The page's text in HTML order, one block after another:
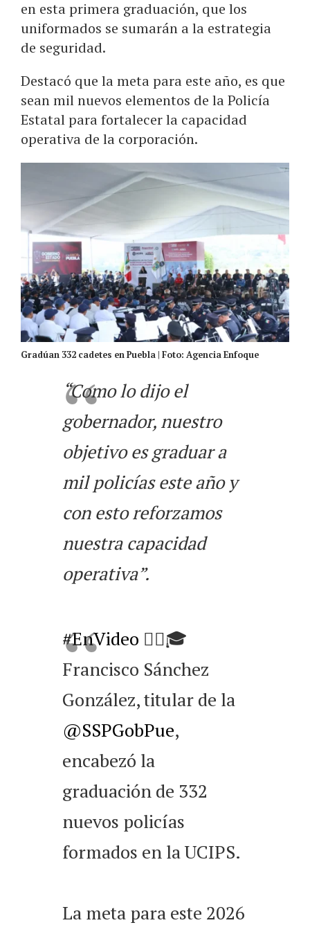
en esta primera graduación, que los
uniformados se sumarán a la estrategia
de seguridad.
Destacó que la meta para este año, es que
sean mil nuevos elementos de la Policía
Estatal para fortalecer la capacidad
operativa de la corporación.
Gradúan 332 cadetes en Puebla | Foto: Agencia Enfoque
“Como lo dijo el
gobernador, nuestro
objetivo es graduar a
mil policías este año y
con esto reforzamos
nuestra capacidad
operativa”.
#EnVideo 👮‍♂️🎓
Francisco Sánchez
González, titular de la
@SSPGobPue,
encabezó la
graduación de 332
nuevos policías
formados en la UCIPS.
La meta para este 2026